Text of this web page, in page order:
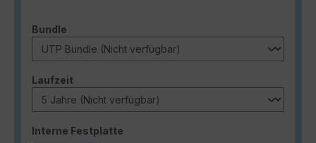
Bundle
Laufzeitauswählen
Interne Festplatte